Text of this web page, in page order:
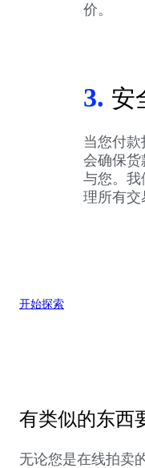
价。
3. 安
当您付
会确保货
与您。我
理所有交
开始探索
有类似的东西
无论您是在线拍卖